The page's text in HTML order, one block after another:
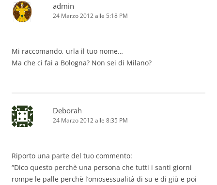
admin
24 Marzo 2012 alle 5:18 PM
Mi raccomando, urla il tuo nome…
Ma che ci fai a Bologna? Non sei di Milano?
Deborah
24 Marzo 2012 alle 8:35 PM
Riporto una parte del tuo commento:
“Dico questo perchè una persona che tutti i santi giorni
rompe le palle perchè l’omosessualità di su e di giù e poi